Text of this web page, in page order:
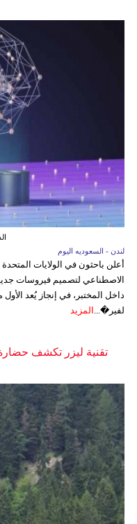
لندن - السعوديه اليوم
أعلن باحثون في الولايات
الاصطناعي لتصميم فيروسات
داخل المختبر، في إنجاز يُعد
لفير�... المزيد
تقنية ليزر تكشف